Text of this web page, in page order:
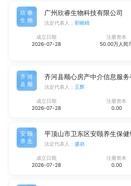
欣睿
生物
广州欣睿生物科技有限公司
法定代表人： 郭晓晴
成立日期
2026-07-28
注册资本
50.00万人民
齐河
县顺
齐河县顺心房产中介信息服
法定代表人： 王辉
成立日期
2026-07-28
注册资本
0.00
安颐
养生
平顶山市卫东区安颐养生保健
法定代表人： 盛劝
成立日期
2026-07-28
注册资本
0.00